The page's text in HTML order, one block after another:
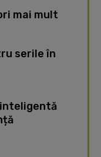
mai mult
serile în